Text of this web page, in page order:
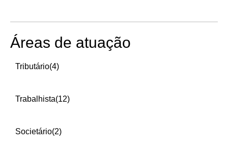
Áreas de atuação
Tributário(4)
Trabalhista(12)
Societário(2)